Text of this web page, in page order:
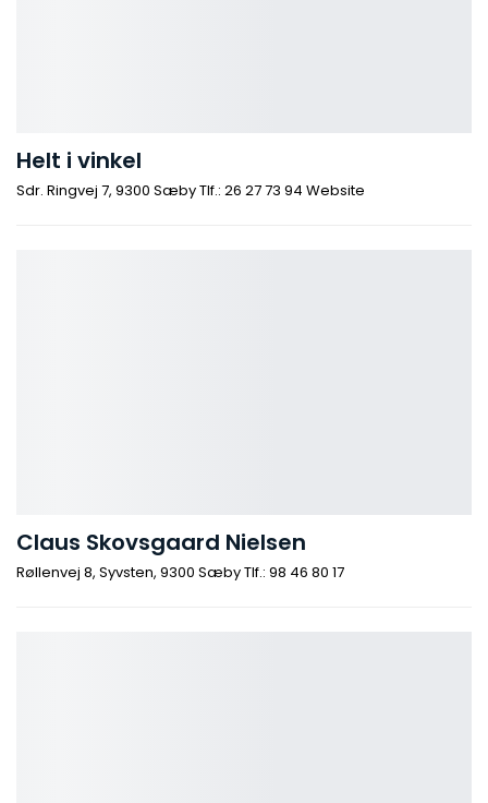
Helt i vinkel
Sdr. Ringvej 7, 9300 Sæby Tlf.: 26 27 73 94 Website
Claus Skovsgaard Nielsen
Røllenvej 8, Syvsten, 9300 Sæby Tlf.: 98 46 80 17